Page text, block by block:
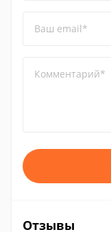
Ваш email*
Комментарий*
Отзывы